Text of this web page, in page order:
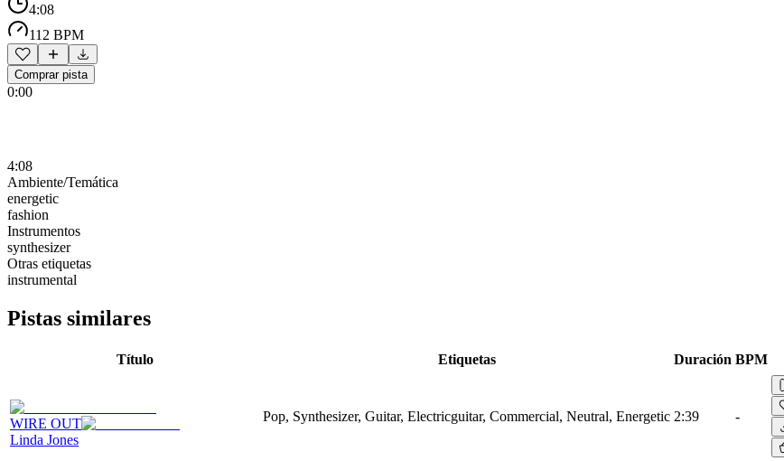
4:08
112 BPM
Comprar pista
0:00
4:08
Ambiente/Temática
energetic
fashion
Instrumentos
synthesizer
Otras etiquetas
instrumental
Pistas similares
Título Etiquetas Duración BPM
WIRE OUT
Linda Jones
Pop, Synthesizer, Guitar, Electricguitar, Commercial, Neutral, Energetic 2:39 -